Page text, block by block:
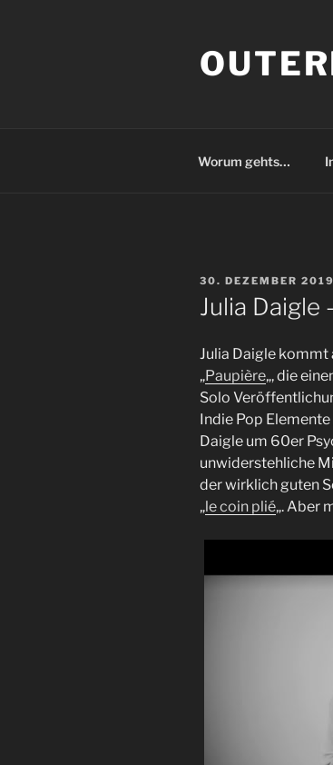
Worum gehts…
VERÖFFENTLICHT
AM
30. DEZEMBER 2019
Julia Daigle
Julia Daigle kommt
„Paupière„, die
Solo
Indie Pop
Daigle um 60er
unwiderstehliche
der wirklich guten
„le coin plié„. Aber